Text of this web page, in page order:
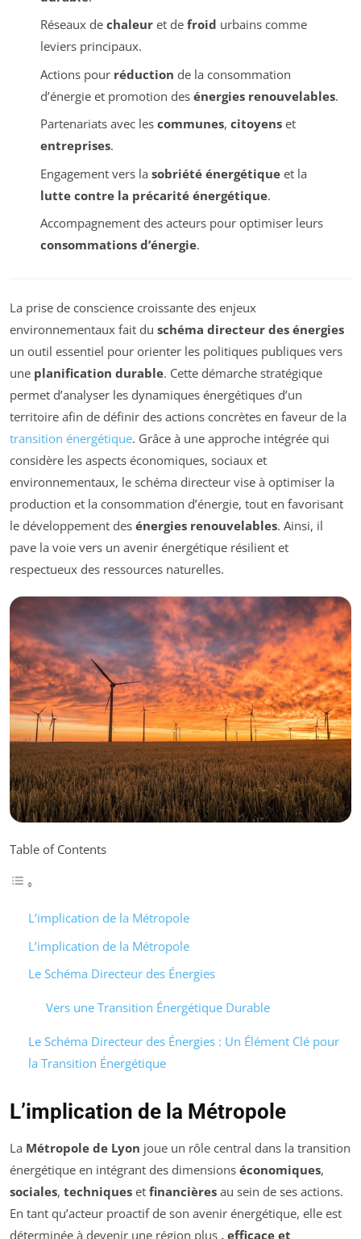
Réseaux de chaleuret de froid urbains comme
leviers principaux.
Actions pour réduction de la consommation
d’énergie et promotion des énergies renouvelables.
Partenariats avec les communes, citoyenset
entreprises.
Engagement vers la sobriété énergétiqueet la
lutte contre la précarité énergétique.
Accompagnement des acteurs pour optimiser leurs
consommations d’énergie.
La prise de conscience croissante des enjeux
environnementaux fait du schéma directeur des énergies
un outil essentiel pour orienter les politiques publiques vers
une planification durable. Cette démarche stratégique
permet d’analyser les dynamiques énergétiques d’un
territoire afin de définir des actions concrètes en faveur de la
transition énergétique. Grâce à une approche intégrée qui
considère les aspects économiques, sociaux et
environnementaux, le schéma directeur vise à optimiser la
production et la consommation d’énergie, tout en favorisant
le développement des énergies renouvelables. Ainsi, il
pave la voie vers un avenir énergétique résilient et
respectueux des ressources naturelles.
Table of Contents
L’implication de la Métropole
L’implication de la Métropole
Le Schéma Directeur des Énergies
Vers une Transition Énergétique Durable
Le Schéma Directeur des Énergies : Un Élément Clé pour
la Transition Énergétique
L’implication de la Métropole
La Métropole de Lyon joue un rôle central dans la transition
énergétique en intégrant des dimensions économiques,
sociales, techniques et financières au sein de ses actions.
En tant qu’acteur proactif de son avenir énergétique, elle est
déterminée à devenir une région plus , efficace et